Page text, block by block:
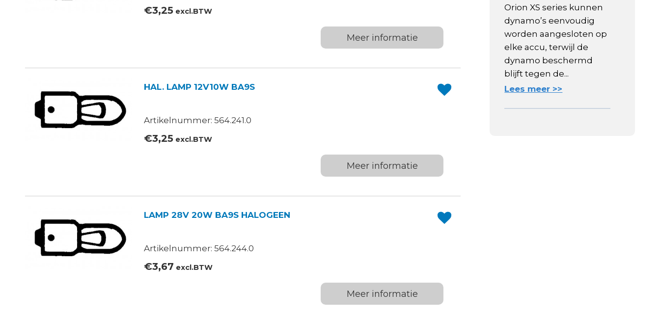
€3,25 excl.BTW
Meer informatie
HAL. LAMP 12V10W BA9S
Artikelnummer: 564.241.0
€3,25 excl.BTW
Meer informatie
LAMP 28V 20W BA9S HALOGEEN
Artikelnummer: 564.244.0
€3,67 excl.BTW
Meer informatie
Orion XS series kunnen
dynamo’s eenvoudig
worden aangesloten op
elke accu, terwijl de
dynamo beschermd
blijft tegen de...
Lees meer >>